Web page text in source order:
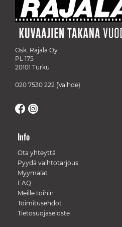
Osk. Rajala Oy
PL 175
20101 Turku
020 7530 222 (Vaihde)
Info
Ota yhteyttä
Pyydä vaihtotarjous
Myymälät
FAQ
Meille töihin
Toimitusehdot
Tietosuojaseloste